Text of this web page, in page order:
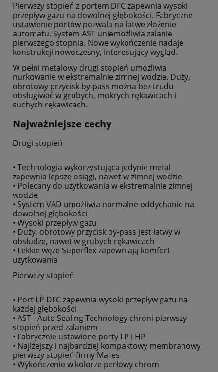
Pierwszy stopień z portem DFC zapewnia wysoki
przepływ gazu na dowolnej głębokości. Fabryczne
ustawienie portów pozwala na łatwe złożenie
automatu. System AST uniemożliwia zalanie
pierwszego stopnia. Nowe wykończenie nadaje
konstrukcji nowoczesny, interesujący wygląd.
W pełni metalowy drugi stopień umożliwia
nurkowanie w ekstremalnie zimnej wodzie. Duży,
obrotowy przycisk by-pass można bez trudu
obsługiwać w grubych, mokrych rękawicach i
suchych rękawicach.
Najważniejsze cechy
Drugi stopień
• Technologia wykorzystująca jedynie metal
zapewnia lepsze osiągi, nawet w zimnej wodzie
• Polecany do użytkowania w ekstremalnie zimnej
wodzie
• System VAD umożliwia normalne oddychanie na
dowolnej głębokości
• Wysoki przepływ gazu
• Duży, obrotowy przycisk by-pass jest łatwy w
obsłudze, nawet w grubych rękawicach
• Lekkie węże Superflex zapewniają komfort
użytkowania
Pierwszy stopień
• Port LP DFC zapewnia wysoki przepływ gazu na
każdej głębokości
• AST - Auto Sealing Technology chroni pierwszy
stopień przed zalaniem
• Fabrycznie ustawione porty LP i HP
• Najlżejszy i najbardziej kompaktowy membranowy
pierwszy stopień firmy Mares
• Wykończenie w kolorze perłowy chrom